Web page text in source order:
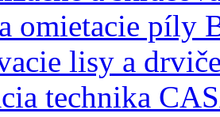
omietacie píly
lisy a
technika